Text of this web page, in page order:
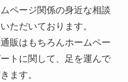
ページ関係の身近な相談
ただいております。
販はもちろんホームペー
トに関して、足を運んで
ます。